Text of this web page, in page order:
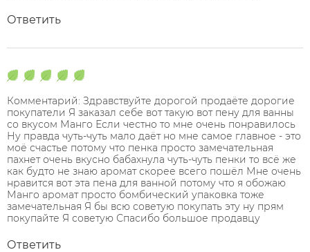
Ответить
Комментарий: Здравствуйте дорогой продаёте дорогие
покупатели Я заказал себе вот такую вот пену для ванны
со вкусом Манго Если честно то мне очень понравилось
Ну правда чуть-чуть мало даёт но мне самое главное - это
моё счастье потому что пенка просто замечательная
пахнет очень вкусно бабахнула чуть-чуть пенки то всё же
как будто не знаю аромат скорее всего пошёл Мне очень
нравится вот эта пена для ванной потому что я обожаю
Манго аромат просто бомбический упаковка тоже
замечательная Я бы всю советую покупать эту ну прям
покупайте Я советую Спасибо большое продавцу
Ответить